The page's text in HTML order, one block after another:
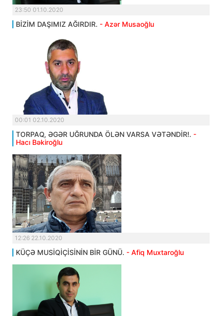
23:50 01.10.2020
BİZİM DAŞIMIZ AĞIRDIR. - Azər Musaoğlu
00:01 02.10.2020
TORPAQ, ƏGƏR UĞRUNDA ÖLƏN VARSA VƏTƏNDİR!. -
Hacı Bəkiroğlu
12:26 22.10.2020
KÜÇƏ MUSİQİÇİSİNİN BİR GÜNÜ. - Afiq Muxtaroğlu